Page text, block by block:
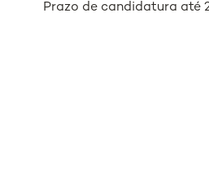
Prazo de candidatura até